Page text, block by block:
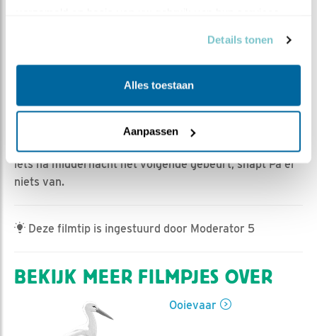
Details tonen
Alles toestaan
Aanpassen
Nachtelijke onrust
Jan-Willem BDL | Geplaatst op 11 maart 2024, 9:42 |
VV2 lijkt steeds meer geaccepteerd door Pa. Maar als
iets na middernacht het volgende gebeurt, snapt Pa er
niets van.
Deze filmtip is ingestuurd door Moderator 5
BEKIJK MEER FILMPJES OVER
Ooievaar